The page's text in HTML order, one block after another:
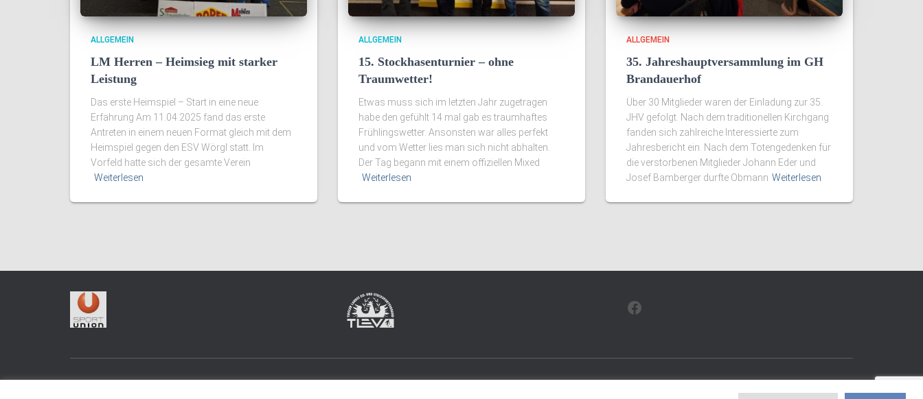
ALLGEMEIN
LM Herren – Heimsieg mit starker
Leistung
Das erste Heimspiel – Start in eine neue
Erfahrung Am 11.04.2025 fand das erste
Antreten in einem neuen Format gleich mit dem
Heimspiel gegen den ESV Wörgl statt. Im
Vorfeld hatte sich der gesamte Verein
Weiterlesen
ALLGEMEIN
15. Stockhasenturnier – ohne
Traumwetter!
Etwas muss sich im letzten Jahr zugetragen
habe den gefühlt 14 mal gab es traumhaftes
Frühlingswetter. Ansonsten war alles perfekt
und vom Wetter lies man sich nicht abhalten.
Der Tag begann mit einem offiziellen Mixed
Weiterlesen
ALLGEMEIN
35. Jahreshauptversammlung im GH
Brandauerhof
Über 30 Mitglieder waren der Einladung zur 35.
JHV gefolgt. Nach dem traditionellen Kirchgang
fanden sich zahlreiche Interessierte zum
Jahresbericht ein. Nach dem Totengedenken für
die verstorbenen Mitglieder Johann Eder und
Josef Bamberger durfte Obmann Weiterlesen